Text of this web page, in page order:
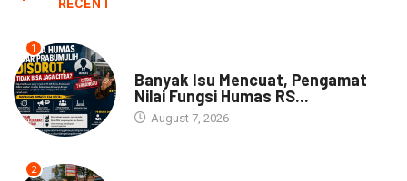
RECENT
1
Banyak Isu Mencuat, Pengamat
Nilai Fungsi Humas RS...
August 7, 2026
2